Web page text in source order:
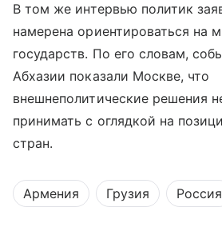
В том же интервью политик
намерена ориентироваться на
государств. По его словам,
Абхазии показали Москве, что
внешнеполитические решения
принимать с оглядкой на
стран.
Армения Грузия Россия